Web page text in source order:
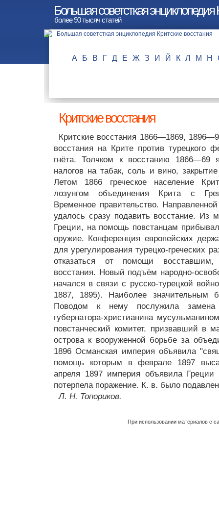
Большая советсткая энциклопедия
более 90 тысяч статей
А Б В Г Д Е Ж З И Й К Л М Н
Критские восстания
Критские восстания 1866—1869,
восстания на Крите против турецкого
гнёта. Толчком к восстанию 1866—69
налогов на табак, соль и вино,
Летом 1866 греческое население
лозунгом объединения Крита с
Временное правительство.
удалось сразу подавить восстание. Из
Греции, на помощь повстанцам
оружие. Конференция европейских
для урегулирования турецко-греческих
отказаться от помощи
восстания. Новый подъём народно-
начался в связи с русско-турецкой
1887, 1895). Наиболее значительным
Поводом к нему послужила
губернатора-христианина
повстанческий комитет, призвавший в
острова к вооруженной борьбе за
1896 Османская империя объявила
помощь которым в феврале 1897
апреля 1897 империя объявила Греции
потерпела поражение. К. в. было
Л. Н. Топориков.
При использовании материалов с